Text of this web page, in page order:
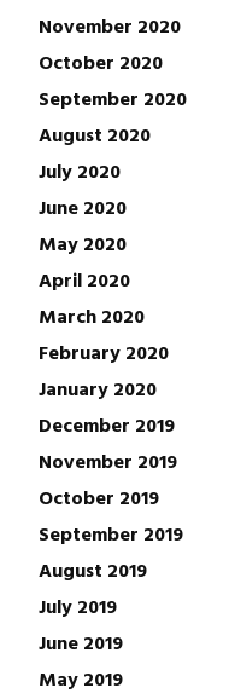
November 2020
October 2020
September 2020
August 2020
July 2020
June 2020
May 2020
April 2020
March 2020
February 2020
January 2020
December 2019
November 2019
October 2019
September 2019
August 2019
July 2019
June 2019
May 2019